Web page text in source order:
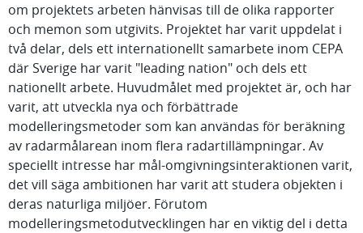
om projektets arbeten hänvisas till de olika rapporter
och memon som utgivits. Projektet har varit uppdelat i
två delar, dels ett internationellt samarbete inom CEPA
där Sverige har varit "leading nation" och dels ett
nationellt arbete. Huvudmålet med projektet är, och har
varit, att utveckla nya och förbättrade
modelleringsmetoder som kan användas för beräkning
av radarmålarean inom flera radartillämpningar. Av
speciellt intresse har mål-omgivningsinteraktionen varit,
det vill säga ambitionen har varit att studera objekten i
deras naturliga miljöer. Förutom
modelleringsmetodutvecklingen har en viktig del i detta